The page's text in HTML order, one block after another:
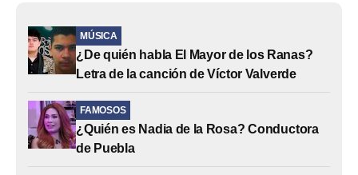
MÚSICA
¿De quién habla El Mayor de los Ranas?
Letra de la canción de Víctor Valverde
FAMOSOS
¿Quién es Nadia de la Rosa? Conductora
de Puebla